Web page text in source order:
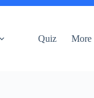
Quiz More